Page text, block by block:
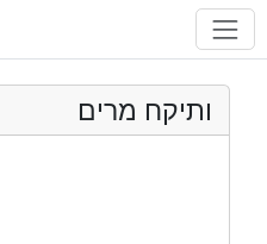
ותיקח מרים